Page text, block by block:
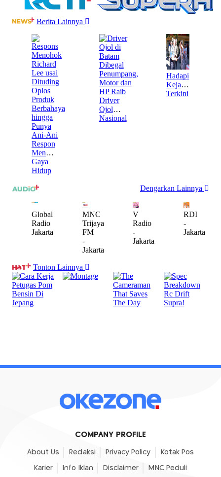
COMPANY PROFILE
About Us Redaksi Privacy Policy Kotak Pos
Karier Info Iklan Disclaimer MNC Peduli